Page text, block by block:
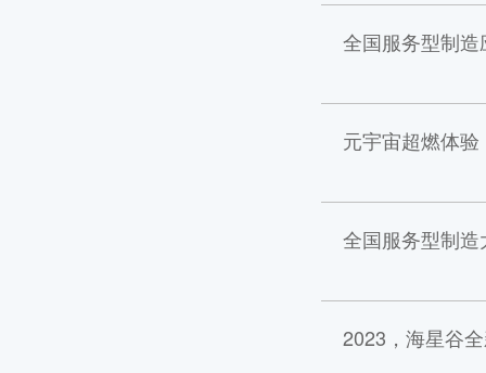
全国服务型制
元宇宙超燃体验
全国服务型制
2023，海星谷